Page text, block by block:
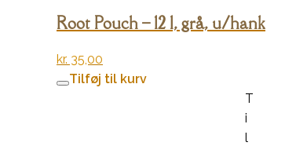
Root Pouch – 12 l, grå, u/hank
kr. 35,00
Tilføj til kurv
T
i
l